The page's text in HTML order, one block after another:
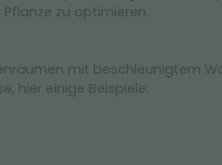
zu optimieren.
mit beschleunigtem
hier einige Beispiele: